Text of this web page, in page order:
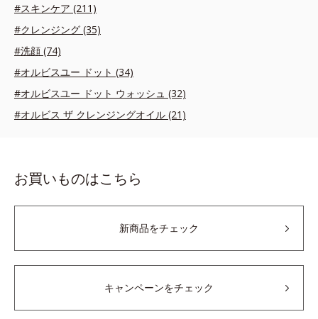
#スキンケア (211)
#クレンジング (35)
#洗顔 (74)
#オルビスユー ドット (34)
#オルビスユー ドット ウォッシュ (32)
#オルビス ザ クレンジングオイル (21)
お買いものはこちら
新商品をチェック
キャンペーンをチェック